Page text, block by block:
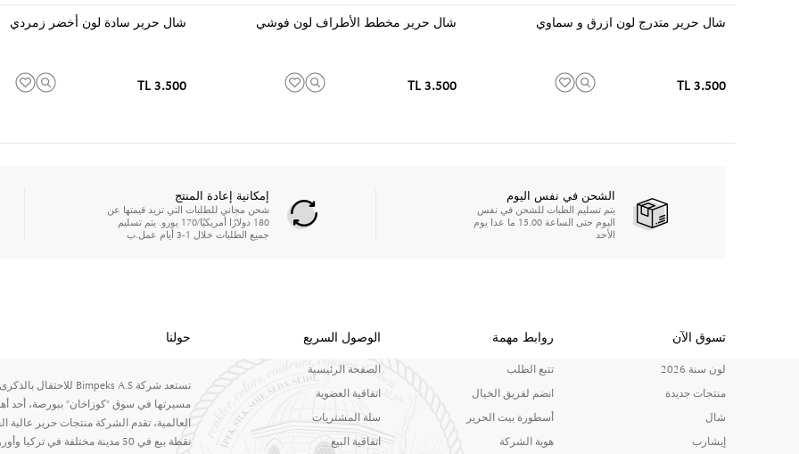
شال حرير متدرج لون ازرق و سماوي
3.500 TL
شال حرير مخطط الأطراف لون فوشي
3.500 TL
شال حرير سادة لون أخضر زمردي
3.500 TL
الشحن في نفس اليوم
يتم تسليم الطبات للشحن في نفس
اليوم حتى الساعة 15.00 ما عدا يوم
الأحد
إمكانية إعادة المنتج
شحن مجاني للطلبات التي تزيد قيمتها عن
180 دولارًا أمريكيًا/170 يورو. يتم تسليم
جميع الطلبات خلال 1-3 أيام عمل.ب
تسوق الآن
لون سنة 2026
منتجات جديدة
شال
إيشارب
روابط مهمة
تتبع الطلب
انضم لفريق الخيال
أسطورة بيت الحرير
هوية الشركة
الوصول السريع
الصفحة الرئيسية
اتفاقية العضوية
سلة المشتريات
اتفاقية البيع
حولنا
مسيرتها في سوق "كوزاخان" ببورصة، أحد